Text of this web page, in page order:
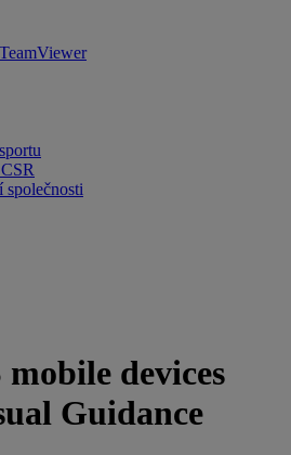
společnosti
devices
Guidance